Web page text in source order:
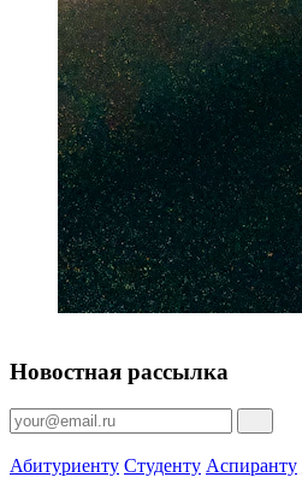
Новостная рассылка
Абитуриенту Студенту Аспиранту